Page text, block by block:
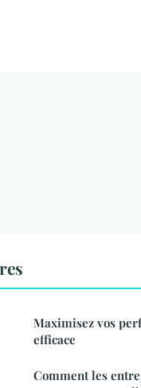
Maximisez vos
efficace
Comment les